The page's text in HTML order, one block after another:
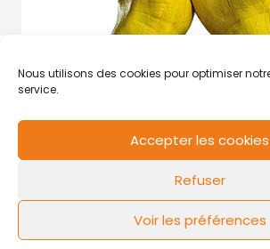
Nous utilisons des cookies pour optimiser
service.
Accepter les cookies
Refuser
Voir les préférences
Mentions légales Politique de
FLOW44